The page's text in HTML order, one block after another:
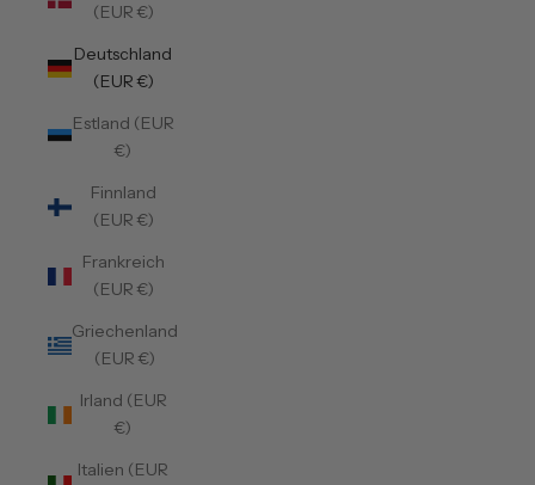
(EUR €)
Deutschland
(EUR €)
Estland (EUR
€)
Finnland
(EUR €)
Frankreich
(EUR €)
Griechenland
(EUR €)
Irland (EUR
€)
Italien (EUR